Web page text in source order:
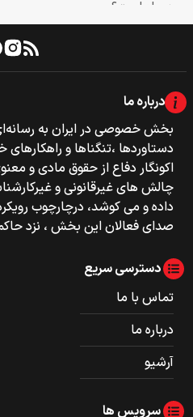
درباره ما
بخش خصوصی‌‌ در ایران به
دستاوردها ،تنگناها و راهکارهای
اکونگار دفاع از حقوق مادی و
چالش های غیرقانونی و
داده و می کوشد، درچارچوب
صدای فعالان این بخش ، نزد
دسترسی سریع
تماس با ما
درباره ما
آرشیو
سرویس ها